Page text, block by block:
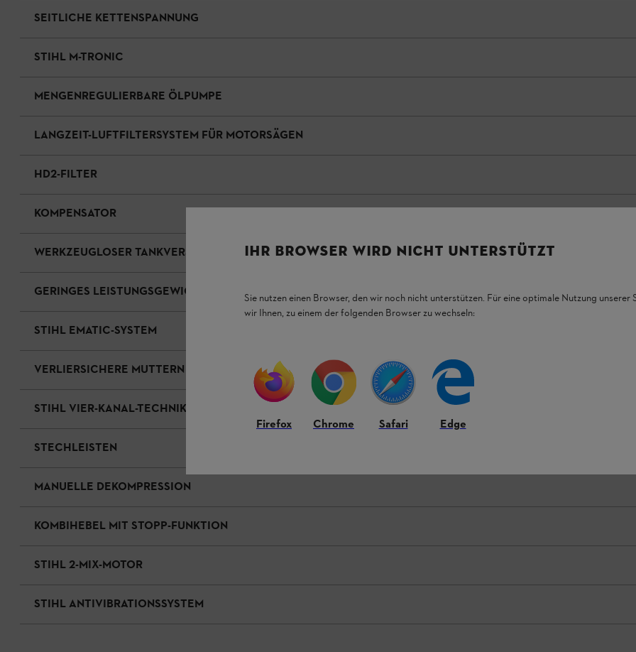
SEITLICHE KETTENSPANNUNG
STIHL M-TRONIC
MENGENREGULIERBARE ÖLPUMPE
LANGZEIT-LUFTFILTERSYSTEM FÜR MOTORSÄGEN
HD2-FILTER
KOMPENSATOR
WERKZEUGLOSER TANKVERSCHLUSS FÜR ÖLTANKS
GERINGES LEISTUNGSGEWICHT
STIHL EMATIC-SYSTEM
VERLIERSICHERE MUTTERN
STIHL VIER-KANAL-TECHNIK
STECHLEISTEN
MANUELLE DEKOMPRESSION
KOMBIHEBEL MIT STOPP-FUNKTION
STIHL 2-MIX-MOTOR
STIHL ANTIVIBRATIONSSYSTEM
IHR BROWSER WIRD NICHT UNTERSTÜTZT
Sie nutzen einen Browser, den wir noch nicht unterstützen. Für eine optimale Nutzung unserer
wir Ihnen, zu einem der folgenden Browser zu wechseln:
Firefox Chrome Safari Edge